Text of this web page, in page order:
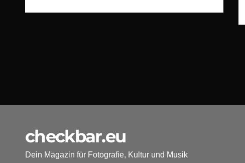
checkbar.eu
Dein Magazin für Fotografie, Kultur und Musik